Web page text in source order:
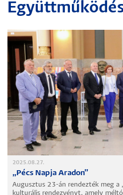
2025.08.27.
„Pécs Napja Aradon”
Augusztus 23-án rendezték meg a
kulturális rendezvényt, amely